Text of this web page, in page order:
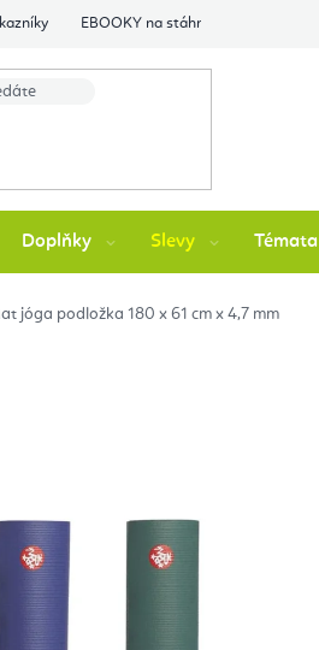
EBOOKY na stáhnutí
Doplňky Slevy Témata
jóga podložka 180 x 61 cm x 4,7 mm